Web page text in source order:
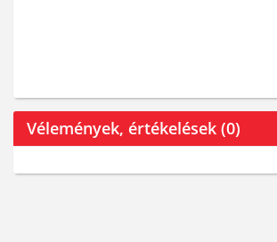
Vélemények, értékelések (0)